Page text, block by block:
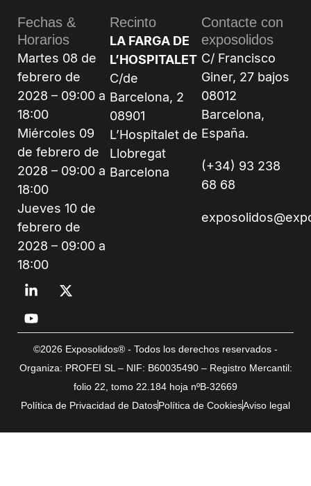
Fechas &
Horarios
Martes 08 de
febrero de
2028 – 09:00 a
18:00
Miércoles 09
de febrero de
2028 – 09:00 a
18:00
Jueves 10 de
febrero de
2028 – 09:00 a
18:00
Recinto
LA FARGA DE
L’HOSPITALET
C/de
Barcelona, 2
08901
L’Hospitalet de
Llobregat
Barcelona
Contacte con
exposolidos
C/ Francisco
Giner, 27 bajos
08012
Barcelona,
España.
(+34) 93 238
68 68
©2026 Exposolidos® - Todos los derechos reservados -
Organiza: PROFEI SL – NIF: B60035490 – Registro Mercantil:
folio 22, tomo 22.184 hoja nºB-32669
Política de Privacidad de DatosPolítica de CookiesAviso legal